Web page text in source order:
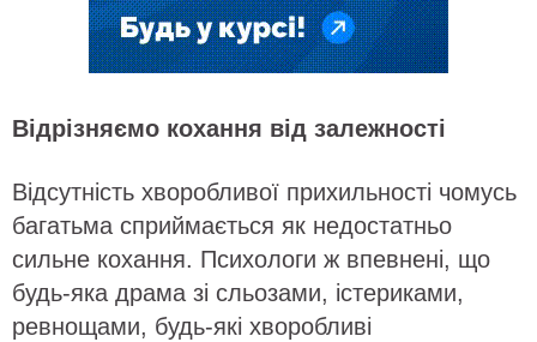
Відрізняємо кохання від залежності
Відсутність хворобливої прихильності чомусь
багатьма сприймається як недостатньо
сильне кохання. Психологи ж впевнені, що
будь-яка драма зі сльозами, істериками,
ревнощами, будь-які хворобливі